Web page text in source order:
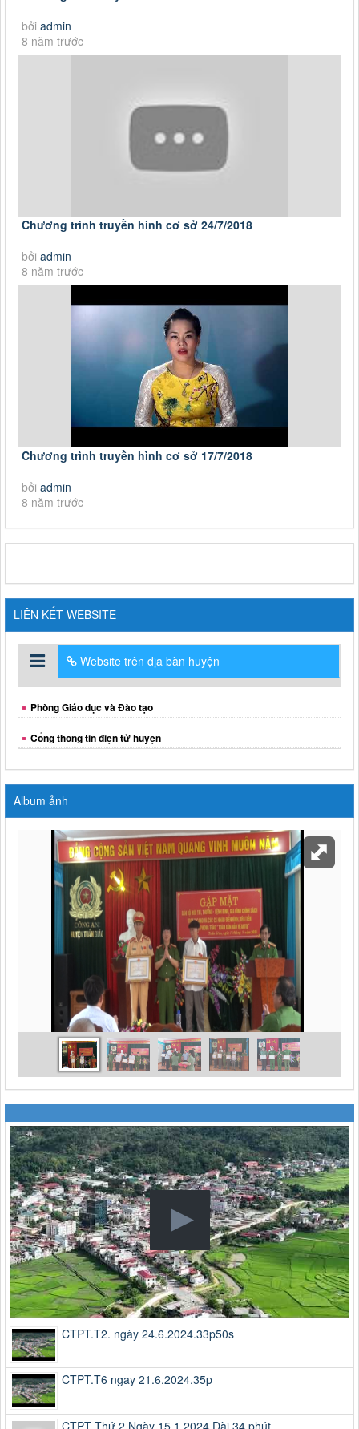
bởi admin
8 năm trước
Chương trình truyền hình cơ sở 24/7/2018
bởi admin
8 năm trước
Chương trình truyền hình cơ sở 17/7/2018
bởi admin
8 năm trước
LIÊN KẾT WEBSITE
Website trên địa bàn huyện
Phòng Giáo dục và Đào tạo
Cổng thông tin điện tử huyện
Album ảnh
CTPT.T2. ngày 24.6.2024.33p50s
CTPT.T6 ngay 21.6.2024.35p
CTPT Thứ 2 Ngày 15.1.2024 Dài 34 phút